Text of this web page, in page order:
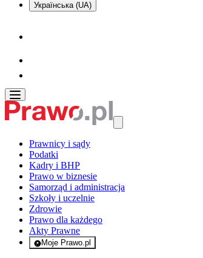
Українська (UA)
Prawnicy i sądy
Podatki
Kadry i BHP
Prawo w biznesie
Samorząd i administracja
Szkoły i uczelnie
Zdrowie
Prawo dla każdego
Akty Prawne
Moje Prawo.pl
- rejestracja i logowanie do serwisu